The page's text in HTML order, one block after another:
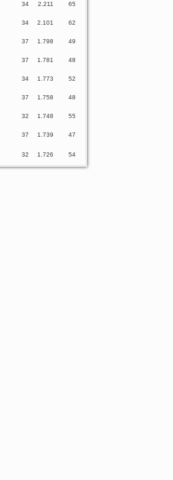
34 2.211 65
34 2.101 62
37 1.798 49
37 1.781 48
34 1.773 52
37 1.758 48
32 1.748 55
37 1.739 47
32 1.726 54